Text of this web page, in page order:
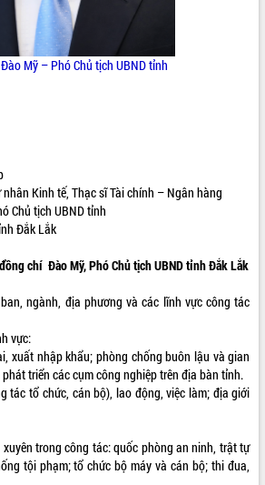
Mỹ – Phó Chủ tịch UBND tỉnh
nhân Kinh tế, Thạc sĩ Tài chính – Ngân hàng
Chủ tịch UBND tỉnh
Đắk Lắk
chí Đào Mỹ, Phó Chủ tịch UBND tỉnh Đắk Lắk
ngành, địa phương và các lĩnh vực công tác
vực:
xuất nhập khẩu; phòng chống buôn lậu và gian
triển các cụm công nghiệp trên địa bàn tỉnh.
tác tổ chức, cán bộ), lao động, việc làm; địa giới
trong công tác: quốc phòng an ninh, trật tự
tội phạm; tổ chức bộ máy và cán bộ; thi đua,